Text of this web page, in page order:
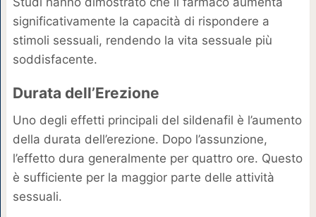
significativamente la capacità di rispondere a
stimoli sessuali, rendendo la vita sessuale più
soddisfacente.
Durata dell’Erezione
Uno degli effetti principali del sildenafil è l’aumento
della durata dell’erezione. Dopo l’assunzione,
l’effetto dura generalmente per quattro ore. Questo
è sufficiente per la maggior parte delle attività
sessuali.